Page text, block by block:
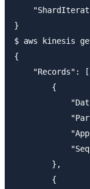
}
$ aws kinesis
{
    "Records": [
        {
        },
        {